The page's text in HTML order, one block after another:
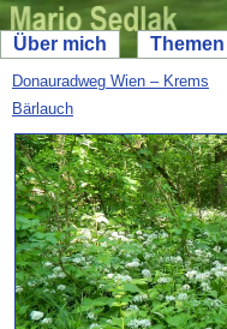
Über mich Themen
Donauradweg Wien – Krems
Bärlauch